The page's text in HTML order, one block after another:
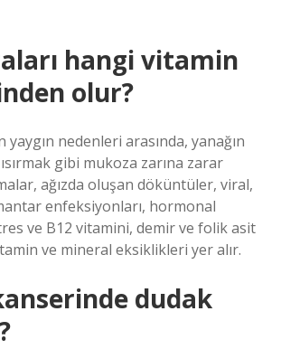
hangi vitamin
olur?
yaygın nedenleri arasında, yanağın
gibi mukoza zarına zarar
ağızda oluşan döküntüler, viral,
enfeksiyonları, hormonal
ve B12 vitamini, demir ve folik asit
ve mineral eksiklikleri yer alır.
dudak